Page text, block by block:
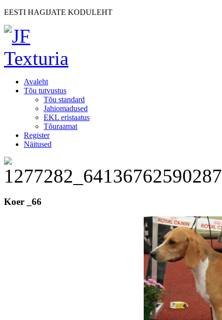
EESTI HAGIJATE KODULEHT
Avaleht
Tõu tutvustus
Tõu standard
Jahiomadused
EKL eristaatus
Tõuraamat
Register
Näitused
Koer _66